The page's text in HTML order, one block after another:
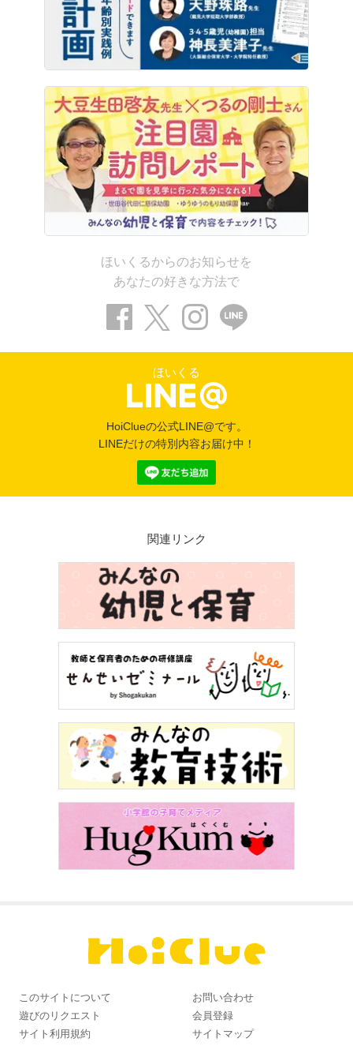
ほいくるからのお知らせを
あなたの好きな方法で
ほいくる
HoiClueの公式LINE@です。
LINEだけの特別内容お届け中！
関連リンク
このサイトについて
お問い合わせ
遊びのリクエスト
会員登録
サイト利用規約
サイトマップ